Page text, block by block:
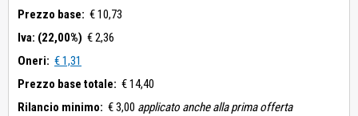
Prezzo base: € 10,73
Iva: (22,00%) € 2,36
Oneri: € 1,31
Prezzo base totale: € 14,40
Rilancio minimo: € 3,00 applicato anche alla prima offerta